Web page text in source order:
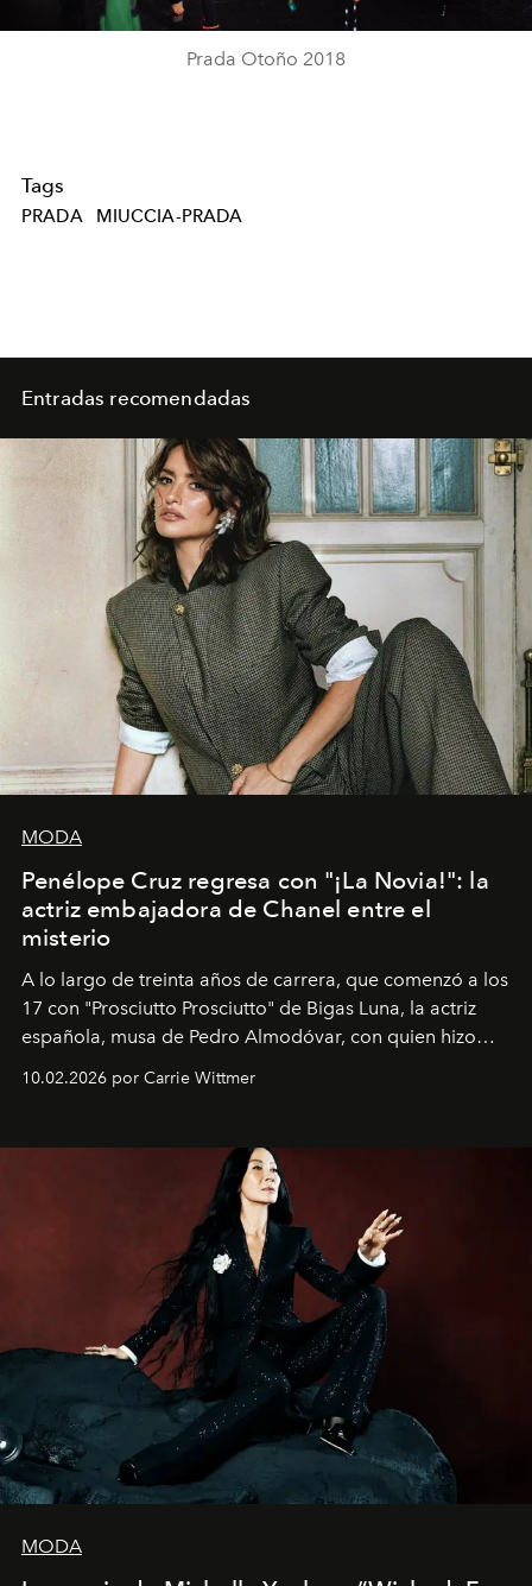
Video
Prada Otoño 2018
Tags
PRADA MIUCCIA-PRADA
Entradas recomendadas
MODA
Penélope Cruz regresa con "¡La Novia!": la
actriz embajadora de Chanel entre el
misterio
A lo largo de treinta años de carrera, que comenzó a los
17 con "Prosciutto Prosciutto" de Bigas Luna, la actriz
española, musa de Pedro Almodóvar, con quien hizo
Barcelona", ha dividido su tiempo entre Europa y
dirigida por Maggie Gyllenhaal.
10.02.2026 por Carrie Wittmer
MODA